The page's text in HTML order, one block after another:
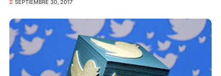
SEPTIEMBRE 30, 2017